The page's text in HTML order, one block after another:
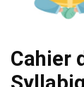
Cahier